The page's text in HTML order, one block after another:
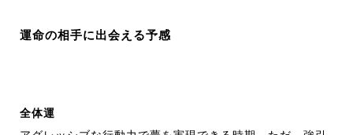
運命の相手に出会える予感
全体運